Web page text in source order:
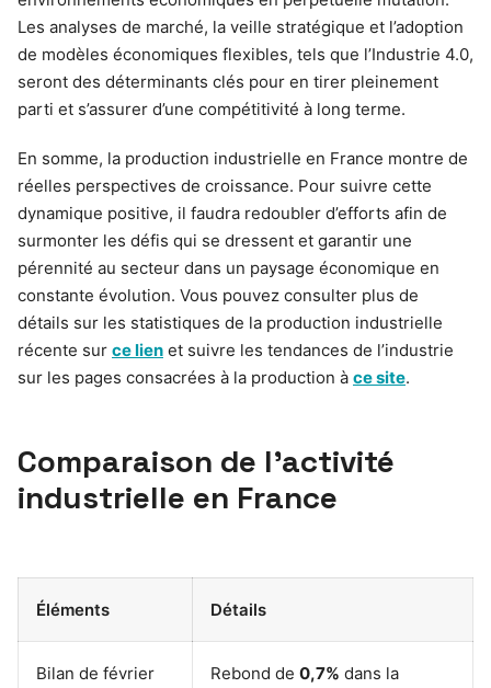
Les analyses de marché, la veille stratégique et l’adoption
de modèles économiques flexibles, tels que l’Industrie 4.0,
seront des déterminants clés pour en tirer pleinement
parti et s’assurer d’une compétitivité à long terme.
En somme, la production industrielle en France montre de
réelles perspectives de croissance. Pour suivre cette
dynamique positive, il faudra redoubler d’efforts afin de
surmonter les défis qui se dressent et garantir une
pérennité au secteur dans un paysage économique en
constante évolution. Vous pouvez consulter plus de
détails sur les statistiques de la production industrielle
récente sur ce lien et suivre les tendances de l’industrie
sur les pages consacrées à la production à ce site.
Comparaison de l’activité
industrielle en France
Éléments Détails
Bilan de février
Rebond de 0,7% dans la